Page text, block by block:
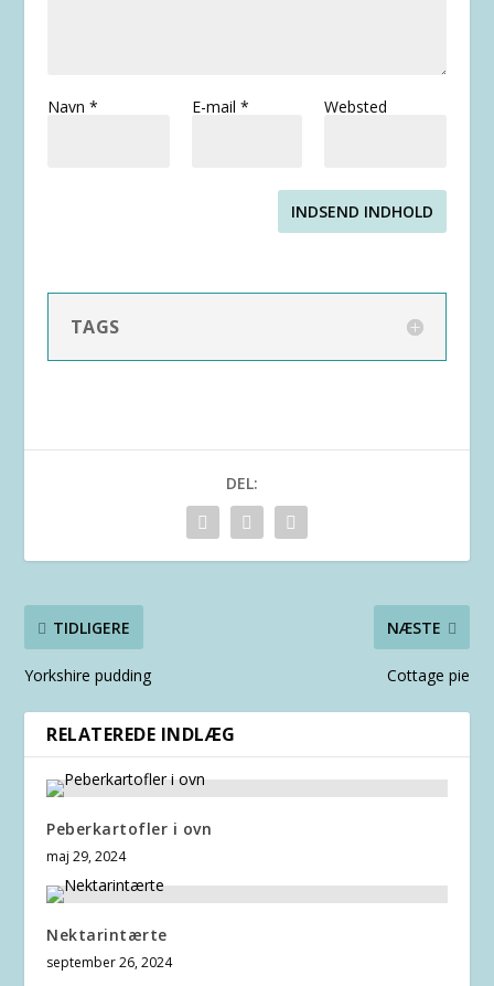
Navn * E-mail * Websted
INDSEND INDHOLD
TAGS
DEL:
TIDLIGERE
Yorkshire pudding
NÆSTE
Cottage pie
RELATEREDE INDLÆG
Peberkartofler i ovn
maj 29, 2024
Nektarintærte
september 26, 2024